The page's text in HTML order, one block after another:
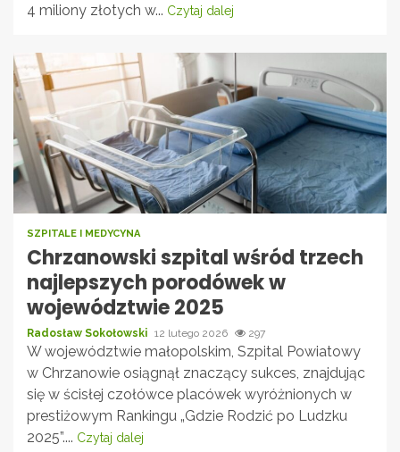
4 miliony złotych w... Czytaj dalej
SZPITALE I MEDYCYNA
Chrzanowski szpital wśród trzech
najlepszych porodówek w
województwie 2025
Radosław Sokołowski 12 lutego 2026 297
W województwie małopolskim, Szpital Powiatowy
w Chrzanowie osiągnął znaczący sukces, znajdując
się w ścisłej czołówce placówek wyróżnionych w
prestiżowym Rankingu „Gdzie Rodzić po Ludzku
2025”.... Czytaj dalej